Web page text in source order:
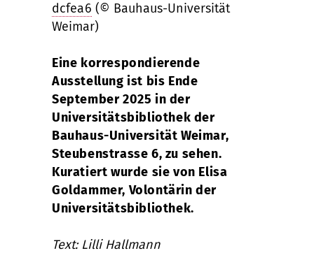
dcfea6 (© Bauhaus-Universität
Weimar)
Eine korrespondierende
Ausstellung ist bis Ende
September 2025 in der
Universitätsbibliothek der
Bauhaus-Universität Weimar,
Steubenstrasse 6, zu sehen.
Kuratiert wurde sie von Elisa
Goldammer, Volontärin der
Universitätsbibliothek.
Text: Lilli Hallmann